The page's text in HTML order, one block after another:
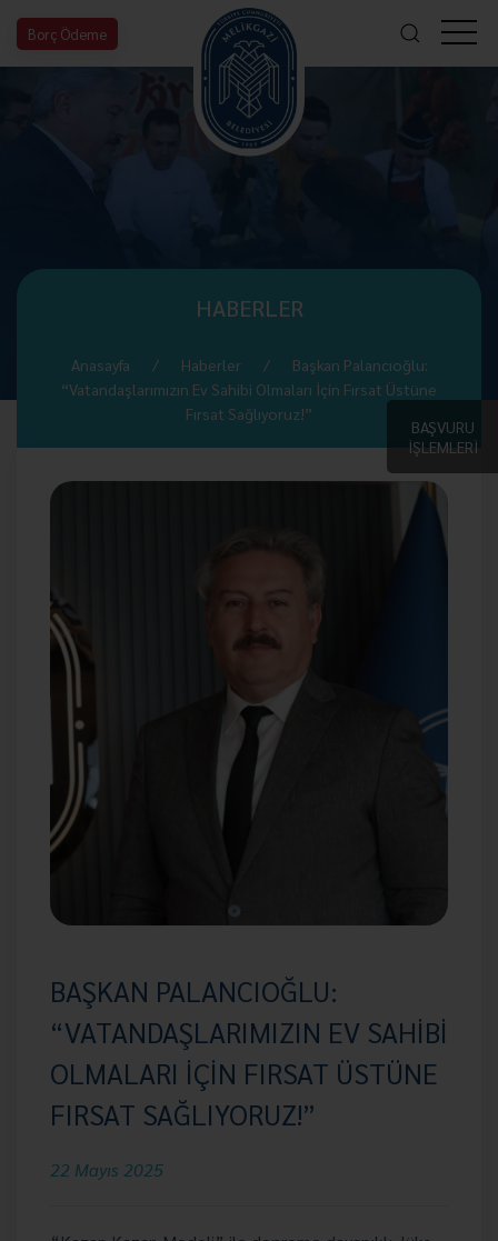
Borç Ödeme
BAŞVURU
İŞLEMLERİ
HABERLER
Anasayfa Haberler
Başkan Palancıoğlu:
“Vatandaşlarımızın Ev Sahibi Olmaları İçin Fırsat Üstüne
Fırsat Sağlıyoruz!”
BAŞKAN PALANCIOĞLU:
“VATANDAŞLARIMIZIN EV SAHİBİ
OLMALARI İÇİN FIRSAT ÜSTÜNE
FIRSAT SAĞLIYORUZ!”
22 Mayıs 2025